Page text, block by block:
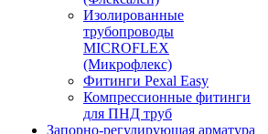
Изолированные
трубопроводы
MICROFLEX
(Микрофлекс)
Фитинги Pexal Easy
Компрессионные фитинги
для ПНД труб
Запорно-регулирующая арматура